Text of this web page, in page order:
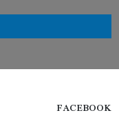
FACEBOOK